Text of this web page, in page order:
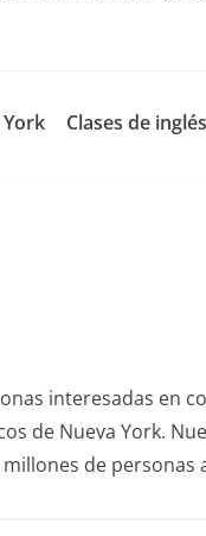
York Clases de
interesadas en
de Nueva York.
de personas